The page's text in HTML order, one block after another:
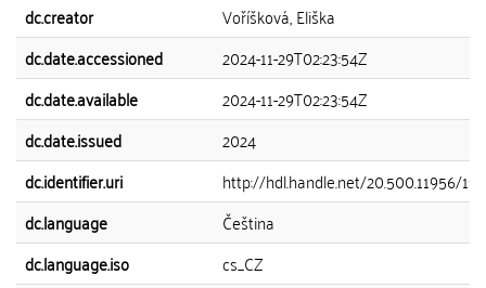
dc.creator
Voříšková, Eliška
dc.date.accessioned
2024-11-29T02:23:54Z
dc.date.available
2024-11-29T02:23:54Z
dc.date.issued
2024
dc.identifier.uri
http://hdl.handle.net/20.500.11956/
dc.language
Čeština
dc.language.iso
cs_CZ